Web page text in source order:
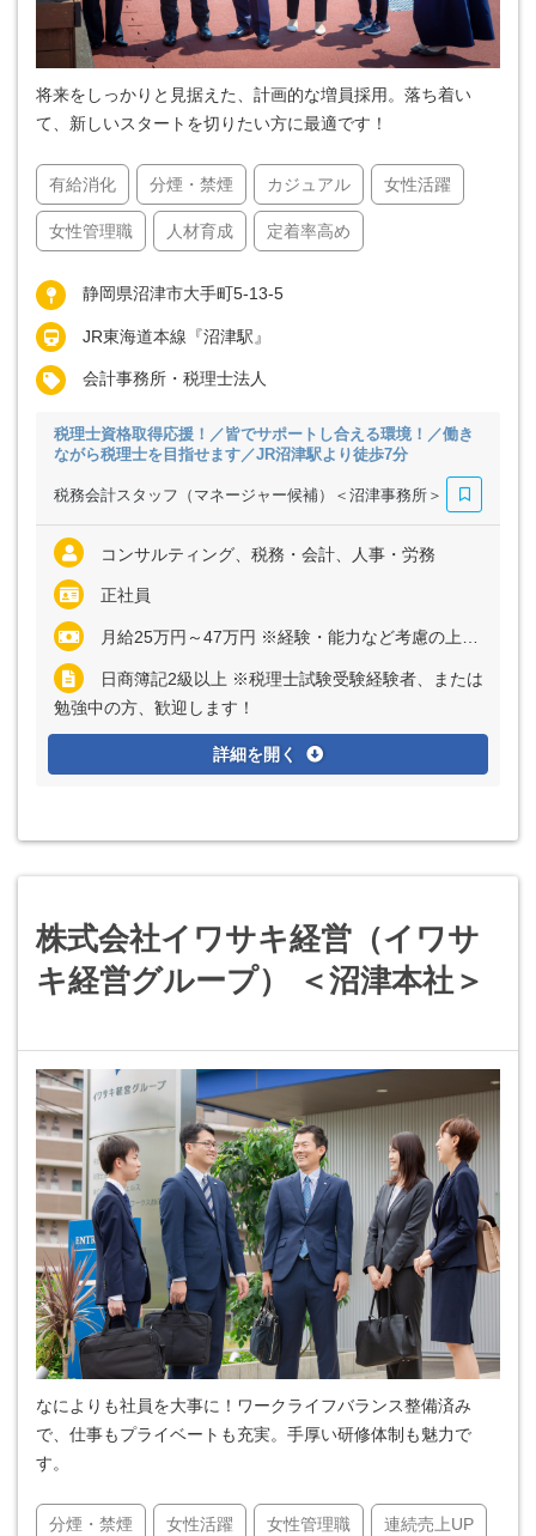
将来をしっかりと見据えた、計画的な増員採用。落ち着い
て、新しいスタートを切りたい方に最適です！
有給消化 分煙・禁煙 カジュアル 女性活躍
女性管理職 人材育成 定着率高め
静岡県沼津市大手町5-13-5
JR東海道本線『沼津駅』
会計事務所・税理士法人
税理士資格取得応援！／皆でサポートし合える環境！／働き
ながら税理士を目指せます／JR沼津駅より徒歩7分
税務会計スタッフ（マネージャー候補）＜沼津事務所＞
コンサルティング、税務・会計、人事・労務
正社員
月給25万円～47万円 ※経験・能力など考慮の上、決定いたします ※残業代は全額支給
日商簿記2級以上 ※税理士試験受験経験者、または
勉強中の方、歓迎します！
詳細を開く
株式会社イワサキ経営（イワサ
キ経営グループ） ＜沼津本社＞
なによりも社員を大事に！ワークライフバランス整備済み
で、仕事もプライベートも充実。手厚い研修体制も魅力で
す。
分煙・禁煙 女性活躍 女性管理職 連続売上UP